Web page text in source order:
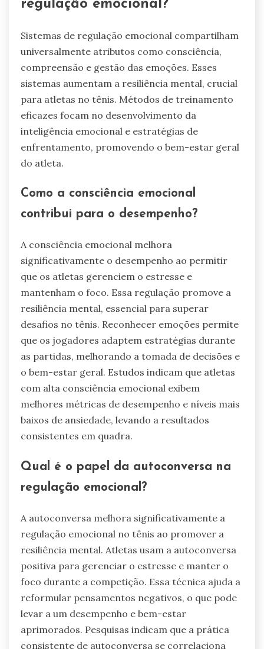
Quais são os atributos
universais dos sistemas de
regulação emocional?
Sistemas de regulação emocional compartilham
universalmente atributos como consciência,
sistemas aumentam a resiliência mental, crucial
para atletas no tênis. Métodos de treinamento
eficazes focam no desenvolvimento da
do atleta.
Como a consciência emocional
contribui para o desempenho?
A consciência emocional melhora
significativamente o desempenho ao permitir
que os atletas gerenciem o estresse e
mantenham o foco. Essa regulação promove a
resiliência mental, essencial para superar
desafios no tênis. Reconhecer emoções permite
as partidas, melhorando a tomada de decisões e
o bem-estar geral. Estudos indicam que atletas
com alta consciência emocional exibem
baixos de ansiedade, levando a resultados
consistentes em quadra.
Qual é o papel da autoconversa na
regulação emocional?
A autoconversa melhora significativamente a
regulação emocional no tênis ao promover a